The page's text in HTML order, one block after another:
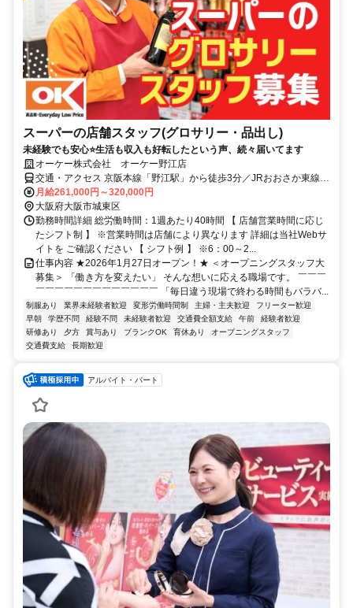
スーパーの店舗スタッフ(グロサリー・品出し)
未経験でも安心⭐生活も収入も好転したという声、続々届いてます
オーケー株式会社 オーケー野江店
交通・アクセス 京阪本線「野江駅」から徒歩3分／JRおおさか東線
「JR野江駅」から徒歩5分
月給261,000円～320,000円
大阪府大阪市城東区
勤務時間詳細 総労働時間：1週あたり40時間 【 店舗営業時間に応じ
たシフト制 】 ※営業時間は店舗により異なります 詳細は当社Webサ
イトを ご確認ください 【 シフト例 】 ※6：00～2...
仕事内容 ★2026年1月27日オープン！★ ＜オープニングスタッフ大
募集＞ 「働き方を変えたい」 そんな想いに応える職場です。 ￣￣￣
￣￣￣￣￣￣￣￣￣￣￣￣￣ 「毎日違う現場で終わる時間もバラバ...
制服あり 業界未経験者歓迎 変形労働時間制 主婦・主夫歓迎
フリーター歓迎
早朝
学歴不問 経験不問 未経験者歓迎 交通費全額支給 午前
経験者歓迎
研修あり
夕方 賞与あり ブランクOK 育休あり
オープニングスタッフ
交通費支給
長期歓迎
アルバイト・パート